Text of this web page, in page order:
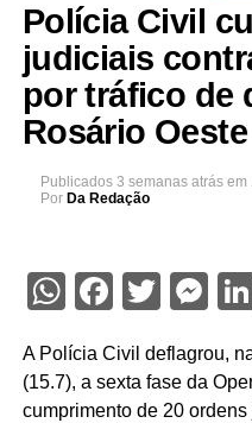
Polícia Civil
judiciais
por tráfico de
Rosário Oeste
Publicados 3 semanas atrás em
Por Da Redação
WhatsApp
A Polícia Civil deflagrou,
(15.7), a sexta fase da
cumprimento de 20